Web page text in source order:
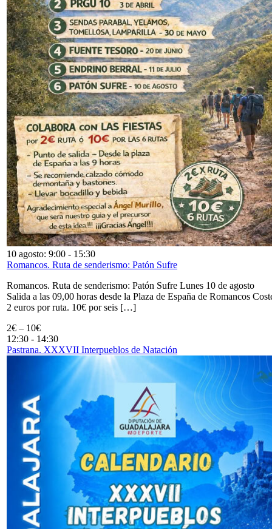
10 agosto: 9:00 - 15:30
Romancos. Ruta de senderismo: Patón Sufre
Romancos. Ruta de senderismo: Patón Sufre Lunes 10 de agosto
Salida a las 09,00 horas desde la Plaza de España de Romancos
2 euros por ruta. 10€ por seis […]
2€ – 10€
12:30 - 14:30
Pastrana. XXXVII Interpueblos de Natación